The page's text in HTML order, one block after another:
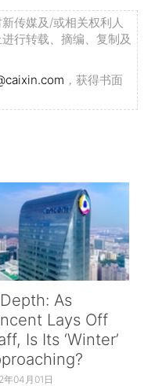
传媒及/或相关权利人
行转载、摘编、复制及
，获得书面
As
Lays Off
Is Its ‘Winter’
年04月01日